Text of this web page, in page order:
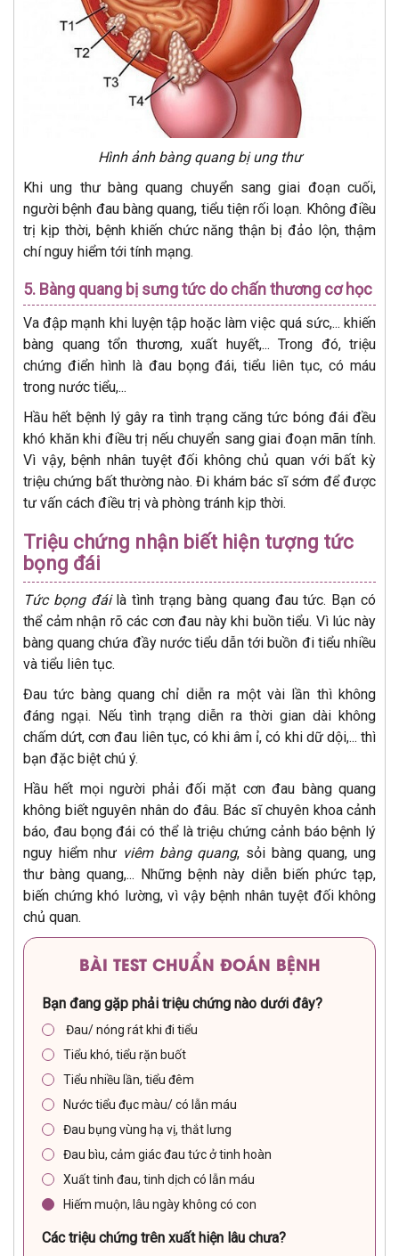
Hình ảnh bàng quang bị ung thư
Khi ung thư bàng quang chuyển sang giai đoạn cuối,
người bệnh đau bàng quang, tiểu tiện rối loạn. Không điều
trị kịp thời, bệnh khiến chức năng thận bị đảo lộn, thậm
chí nguy hiểm tới tính mạng.
5. Bàng quang bị sưng tức do chấn thương cơ học
Va đập mạnh khi luyện tập hoặc làm việc quá sức,... khiến
bàng quang tổn thương, xuất huyết,... Trong đó, triệu
chứng điển hình là đau bọng đái, tiểu liên tục, có máu
trong nước tiểu,...
Hầu hết bệnh lý gây ra tình trạng căng tức bóng đái đều
khó khăn khi điều trị nếu chuyển sang giai đoạn mãn tính.
Vì vậy, bệnh nhân tuyệt đối không chủ quan với bất kỳ
triệu chứng bất thường nào. Đi khám bác sĩ sớm để được
tư vấn cách điều trị và phòng tránh kịp thời.
Triệu chứng nhận biết hiện tượng tức
bọng đái
Tức bọng đáilà tình trạng bàng quang đau tức. Bạn có
thể cảm nhận rõ các cơn đau này khi buồn tiểu. Vì lúc này
bàng quang chứa đầy nước tiểu dẫn tới buồn đi tiểu nhiều
và tiểu liên tục.
Đau tức bàng quang chỉ diễn ra một vài lần thì không
đáng ngại. Nếu tình trạng diễn ra thời gian dài không
chấm dứt, cơn đau liên tục, có khi âm ỉ, có khi dữ dội,... thì
bạn đặc biệt chú ý.
Hầu hết mọi người phải đối mặt cơn đau bàng quang
không biết nguyên nhân do đâu. Bác sĩ chuyên khoa cảnh
báo, đau bọng đái có thể là triệu chứng cảnh báo bệnh lý
nguy hiểm như viêm bàng quang, sỏi bàng quang, ung
thư bàng quang,... Những bệnh này diễn biến phức tạp,
biến chứng khó lường, vì vậy bệnh nhân tuyệt đối không
chủ quan.
BÀI TEST CHUẨN ĐOÁN BỆNH
Bạn đang gặp phải triệu chứng nào dưới đây?
Đau/ nóng rát khi đi tiểu
Tiểu khó, tiểu rặn buốt
Tiểu nhiều lần, tiểu đêm
Nước tiểu đục màu/ có lẫn máu
Đau bụng vùng hạ vị, thắt lưng
Đau bìu, cảm giác đau tức ở tinh hoàn
Xuất tinh đau, tinh dịch có lẫn máu
Hiếm muộn, lâu ngày không có con
Các triệu chứng trên xuất hiện lâu chưa?